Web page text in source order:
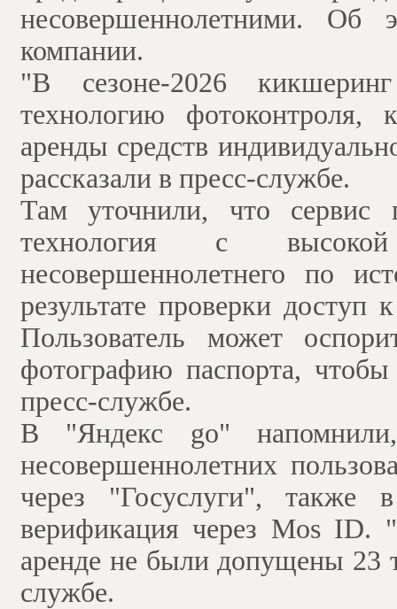
несовершеннолетними.
компании.
"В сезоне-2026
технологию фотоконтроля,
аренды средств
рассказали в пресс-службе.
Там уточнили, что сервис
технология с
несовершеннолетнего по
результате проверки доступ
Пользователь может
фотографию паспорта,
пресс-службе.
В "Яндекс go"
несовершеннолетних
через "Госуслуги", также
верификация через Mos ID.
аренде не были допущены 23
службе.